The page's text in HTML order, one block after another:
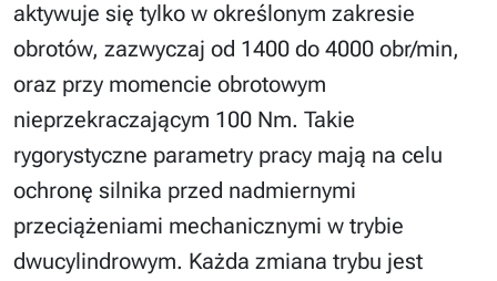
aktywuje się tylko w określonym zakresie
obrotów, zazwyczaj od 1400 do 4000 obr/min,
oraz przy momencie obrotowym
nieprzekraczającym 100 Nm. Takie
rygorystyczne parametry pracy mają na celu
ochronę silnika przed nadmiernymi
przeciążeniami mechanicznymi w trybie
dwucylindrowym. Każda zmiana trybu jest